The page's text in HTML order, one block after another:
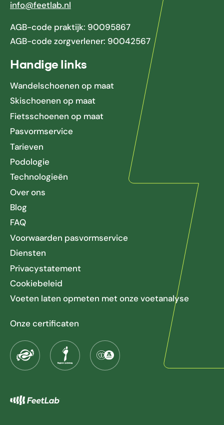
info@feetlab.nl
AGB-code praktijk: 90095867
AGB-code zorgverlener: 90042567
Handige links
Wandelschoenen op maat
Skischoenen op maat
Fietsschoenen op maat
Pasvormservice
Tarieven
Podologie
Technologieën
Over ons
Blog
FAQ
Voorwaarden pasvormservice
Diensten
Privacystatement
Cookiebeleid
Voeten laten opmeten met onze voetanalyse
Onze certificaten